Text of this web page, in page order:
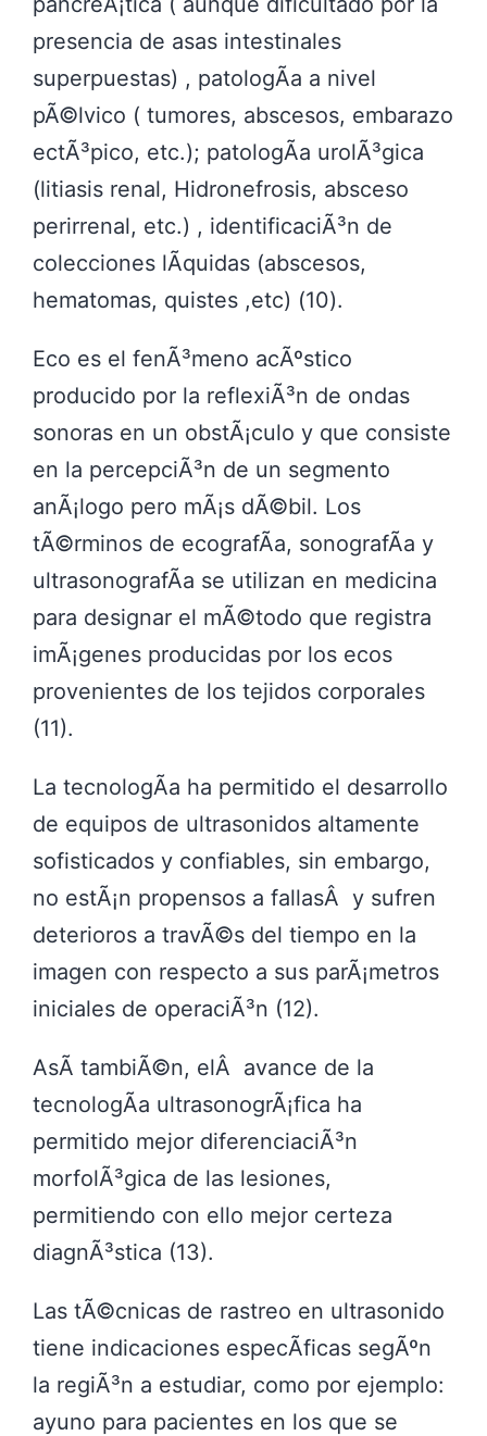
presencia de asas intestinales
superpuestas) , patologÃ­a a nivel
pÃ©lvico ( tumores, abscesos, embarazo
ectÃ³pico, etc.); patologÃ­a urolÃ³gica
(litiasis renal, Hidronefrosis, absceso
perirrenal, etc.) , identificaciÃ³n de
colecciones lÃ­quidas (abscesos,
hematomas, quistes ,etc) (10).
Eco es el fenÃ³meno acÃºstico
producido por la reflexiÃ³n de ondas
sonoras en un obstÃ¡culo y que consiste
en la percepciÃ³n de un segmento
anÃ¡logo pero mÃ¡s dÃ©bil. Los
tÃ©rminos de ecografÃ­a, sonografÃ­a y
ultrasonografÃ­a se utilizan en medicina
para designar el mÃ©todo que registra
imÃ¡genes producidas por los ecos
provenientes de los tejidos corporales
(11).
La tecnologÃ­a ha permitido el desarrollo
de equipos de ultrasonidos altamente
sofisticados y confiables, sin embargo,
no estÃ¡n propensos a fallasÂ y sufren
deterioros a travÃ©s del tiempo en la
imagen con respecto a sus parÃ¡metros
iniciales de operaciÃ³n (12).
AsÃ­ tambiÃ©n, elÂ avance de la
tecnologÃ­a ultrasonogrÃ¡fica ha
permitido mejor diferenciaciÃ³n
morfolÃ³gica de las lesiones,
permitiendo con ello mejor certeza
diagnÃ³stica (13).
Las tÃ©cnicas de rastreo en ultrasonido
tiene indicaciones especÃ­ficas segÃºn
la regiÃ³n a estudiar, como por ejemplo:
ayuno para pacientes en los que se